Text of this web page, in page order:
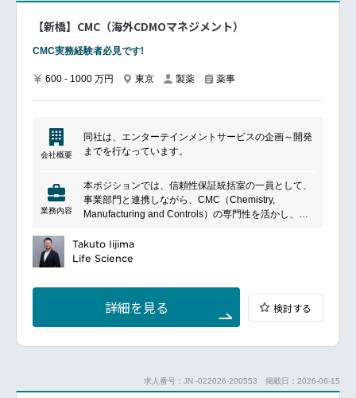
【新橋】CMC（海外CDMOマネジメント）
CMC実務経験者必見です!
600 - 1000 万円 東京 製薬 薬事
会社概要
同社は、エンターテインメントサービスの企画～開発
までを行なっています。
業務内容
本ポジションでは、信頼性保証統括室の一員として、
事業部門と連携しながら、CMC（Chemistry,
Manufacturing and Controls）の専門性を活かし、薬
の管理、ならびに安定供給体制の構築を担っていただ
きます。
海外CDMO、メーカー、輸入代行企業等の新規開拓お
よび技術的評価
新規導入品における処方設計、製法設計、包装設計、
輸送条件設計の確認・改善提案
題の整理および解決支援
Takuto Iijima
Life Science
詳細を見る 検討する
求人番号：JN -022026-200553 掲載日：2026-06-15